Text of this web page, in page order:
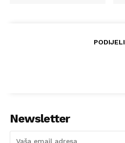
PODIJELI
Newsletter